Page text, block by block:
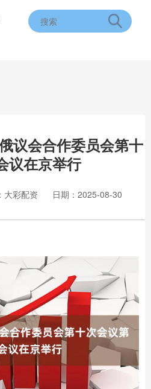
议会合作委员会第十
议在京举行
大彩配资
日期：2025-08-30